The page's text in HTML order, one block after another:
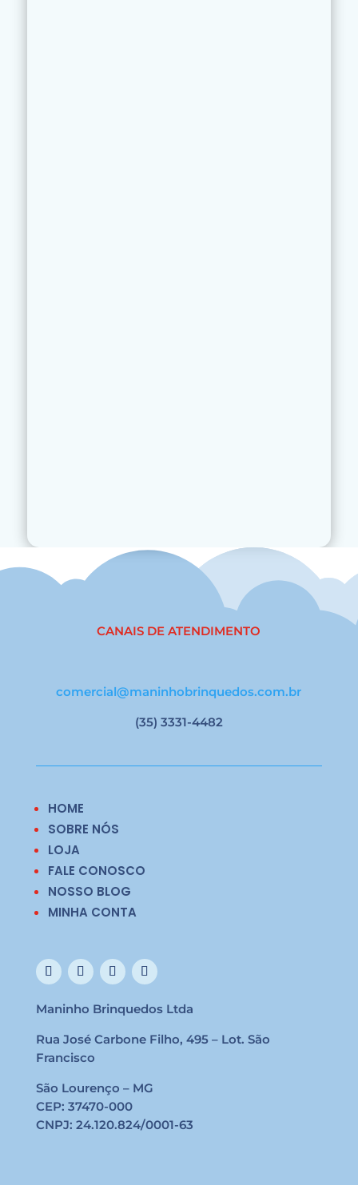
CANAIS DE ATENDIMENTO
comercial@maninhobrinquedos.com.br
(35) 3331-4482
HOME
SOBRE NÓS
LOJA
FALE CONOSCO
NOSSO BLOG
MINHA CONTA
Maninho Brinquedos Ltda
Rua José Carbone Filho, 495 – Lot. São
Francisco
São Lourenço – MG
CEP: 37470-000
CNPJ: 24.120.824/0001-63